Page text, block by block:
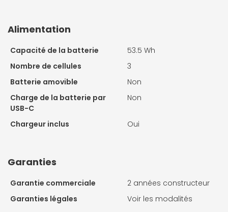
Alimentation
Capacité de la batterie
53.5 Wh
Nombre de cellules
3
Batterie amovible
Non
Charge de la batterie par
USB-C
Non
Chargeur inclus Oui
Garanties
Garantie commerciale
2 années constructeur
Garanties légales
Voir les modalités